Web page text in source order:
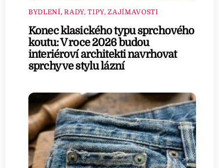
BYDLENÍ,RADY, TIPY, ZAJÍMAVOSTI
Konec klasického typu sprchového
koutu: V roce 2026 budou
interiéroví architekti navrhovat
sprchy ve stylu lázní